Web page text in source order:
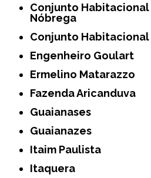
Conjunto Habitacional Padre Manoel da
Nóbrega
Conjunto
Engenheiro Goulart
Ermelino Matarazzo
Fazenda Aricanduva
Guaianases
Guaianazes
Itaim Paulista
Itaquera